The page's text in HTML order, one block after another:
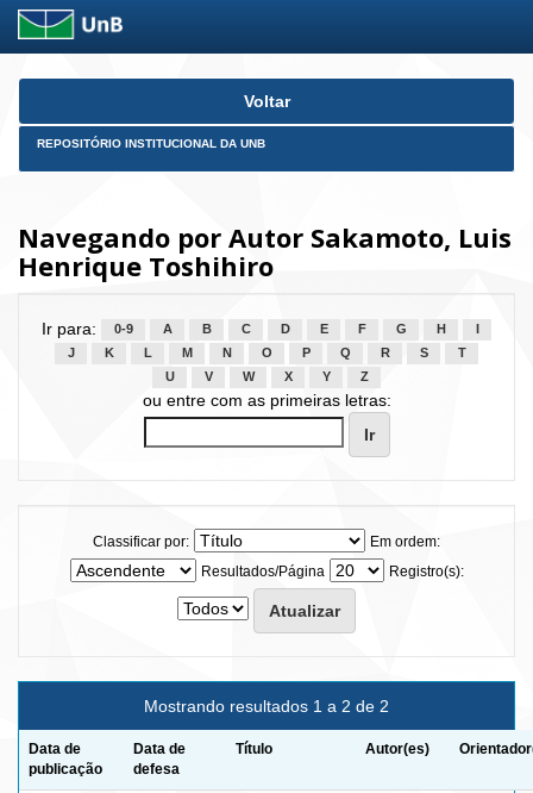
Skip
Voltar
REPOSITÓRIO INSTITUCIONAL DA UNB
Navegando por Autor Sakamoto, Luis
Henrique Toshihiro
Ir para: 0-9 A B C D E F G H
J
K L M N O P Q R S
T
U
V W X Y Z
ou entre com as primeiras letras:
Classificar por:
Em ordem:
Resultados/Página
Registro(s):
Mostrando resultados 1 a 2 de 2
Data de
publicação
Data de
defesa
Título Autor(es)